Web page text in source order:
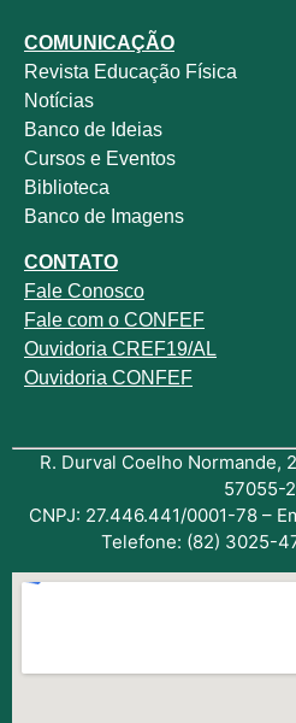
COMUNICAÇÃO
Revista Educação Física
Notícias
Banco de Ideias
Cursos e Eventos
Biblioteca
Banco de Imagens
CONTATO
Fale Conosco
Fale com o CONFEF
Ouvidoria CREF19/AL
Ouvidoria CONFEF
R. Durval Coelho Normande,
57055-
CNPJ: 27.446.441/0001-78 –
Telefone: (82) 3025-